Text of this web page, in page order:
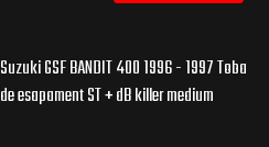
Suzuki GSF BANDIT 400 1996 - 1997 Toba
de esapament ST + dB killer medium